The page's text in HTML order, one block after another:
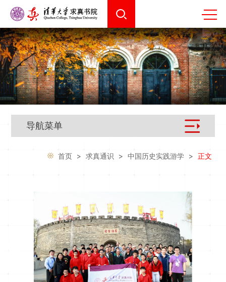
导航菜单
首页 > 求真通识 > 中国历史实践游学 > 正文